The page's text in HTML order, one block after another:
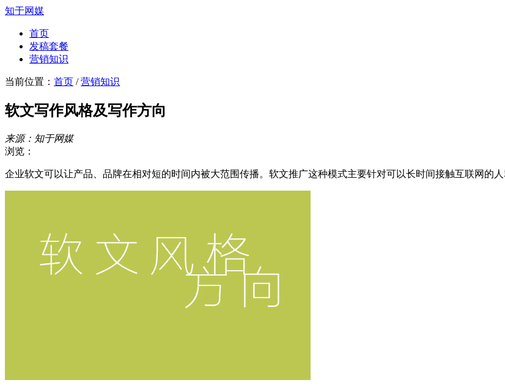
知于网媒
首页
发稿套餐
营销知识
当前位置： 首页 /营销知识
软文写作风格及写作方向
来源：知于网媒
浏览：
企业软文可以让产品、品牌在相对短的时间内被大范围传播。软文推广这种模式主要针对可以长时间接触互联网的